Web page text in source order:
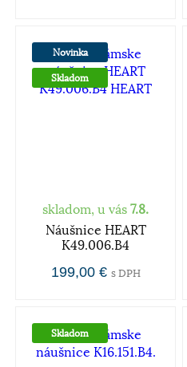
Novinka
Skladom
skladom, u vás 7.8.
Náušnice HEART
K49.006.B4
199,00 € s DPH
Skladom